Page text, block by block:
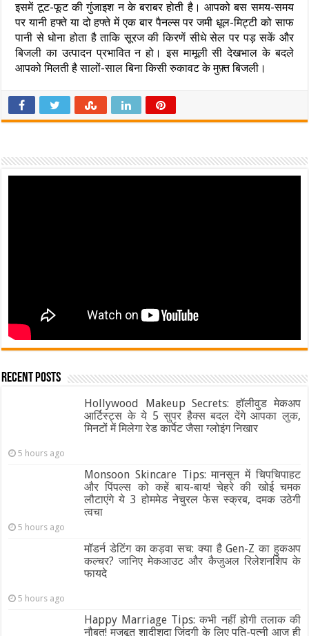
इसमें टूट-फूट की गुंजाइश न के बराबर होती है। आपको बस समय-समय
पर यानी हफ्ते या दो हफ्ते में एक बार पैनल्स पर जमी धूल-मिट्टी को साफ
पानी से धोना होता है ताकि सूरज की किरणें सीधे सेल पर पड़ सकें और
बिजली का उत्पादन प्रभावित न हो। इस मामूली सी देखभाल के बदले
आपको मिलती है सालों-साल बिना किसी रुकावट के मुफ़्त बिजली।
Recent Posts
Hollywood Makeup Secrets: हॉलीवुड मेकअप
आर्टिस्ट्स के ये 5 सुपर हैक्स बदल देंगे आपका लुक,
मिनटों में मिलेगा रेड कार्पेट जैसा ग्‍लोइंग निखार
5 hours ago
Monsoon Skincare Tips: मानसून में चिपचिपाहट
और पिंपल्स को कहें बाय-बाय! चेहरे की खोई चमक
लौटाएंगे ये 3 होममेड नेचुरल फेस स्क्रब, दमक उठेगी
त्वचा
5 hours ago
मॉडर्न डेटिंग का कड़वा सच: क्या है Gen-Z का हुकअप
कल्चर? जानिए मेकआउट और कैजुअल रिलेशनशिप के
फायदे
5 hours ago
Happy Marriage Tips: कभी नहीं होगी तलाक की
नौबत! मजबूत शादीशुदा जिंदगी के लिए पति-पत्नी आज ही